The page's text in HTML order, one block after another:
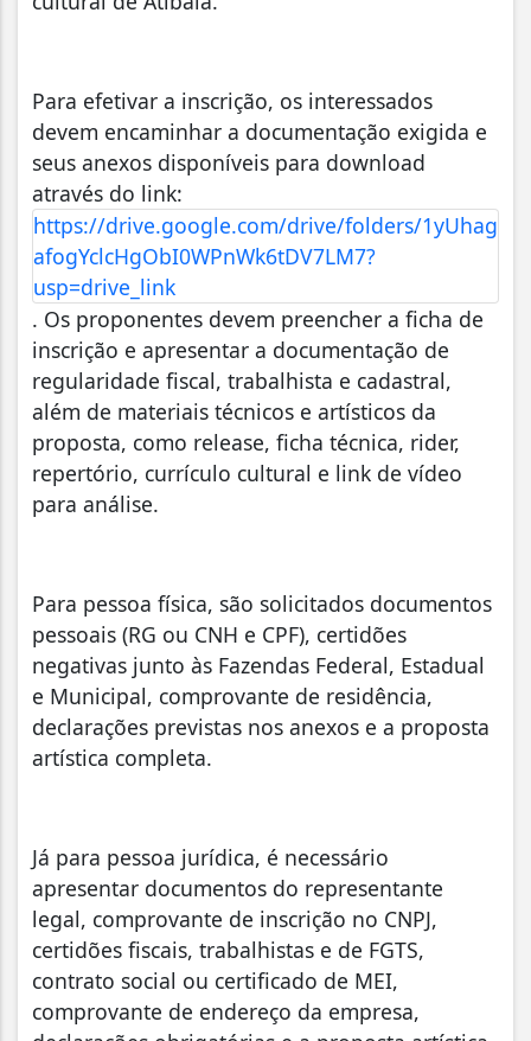
Para efetivar a inscrição, os interessados
devem encaminhar a documentação exigida e
seus anexos disponíveis para download
através do link:
https://drive.google.com/drive/folders/1yUhag
afogYclcHgObI0WPnWk6tDV7LM7?
usp=drive_link
. Os proponentes devem preencher a ficha de
inscrição e apresentar a documentação de
regularidade fiscal, trabalhista e cadastral,
além de materiais técnicos e artísticos da
proposta, como release, ficha técnica, rider,
repertório, currículo cultural e link de vídeo
para análise.
Para pessoa física, são solicitados documentos
pessoais (RG ou CNH e CPF), certidões
negativas junto às Fazendas Federal, Estadual
e Municipal, comprovante de residência,
declarações previstas nos anexos e a proposta
artística completa.
Já para pessoa jurídica, é necessário
apresentar documentos do representante
legal, comprovante de inscrição no CNPJ,
certidões fiscais, trabalhistas e de FGTS,
contrato social ou certificado de MEI,
comprovante de endereço da empresa,